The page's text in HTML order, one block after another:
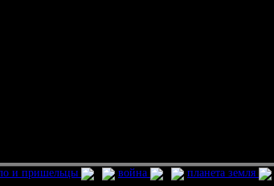
и пришельцы война планета земля